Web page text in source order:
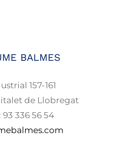
BALMES
157-161
de Llobregat
93 336 56 54